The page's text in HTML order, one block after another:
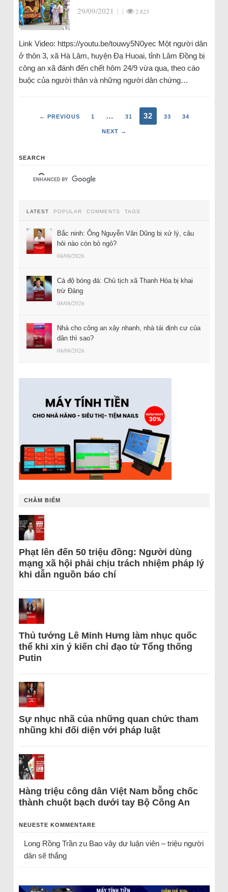
29/09/2021 | | 2.823
Link Video: https://youtu.be/touwy5N0yec Một người dân
ở thôn 3, xã Hà Lâm, huyện Đạ Huoai, tỉnh Lâm Đồng bị
công an xã đánh đến chết hôm 24/9 vừa qua, theo cáo
buộc của người thân và những người dân chứng…
← PREVIOUS 1 … 31 32 33 34
NEXT →
SEARCH
LATEST POPULAR COMMENTS TAGS
Bắc ninh: Ông Nguyễn Văn Dũng bị xử lý, câu
hỏi nào còn bỏ ngỏ?
08/08/2026
Cá độ bóng đá: Chủ tịch xã Thanh Hóa bị khai
trừ Đảng
08/08/2026
Nhà cho công an xây nhanh, nhà tái định cư của
dân thì sao?
08/08/2026
CHÂM BIẾM
Phạt lên đến 50 triệu đồng: Người dùng
mạng xã hội phải chịu trách nhiệm pháp lý
khi dẫn nguồn báo chí
Thủ tướng Lê Minh Hưng làm nhục quốc
thể khi xin ý kiến chỉ đạo từ Tổng thống
Putin
Sự nhục nhã của những quan chức tham
nhũng khi đối diện với pháp luật
Hàng triệu công dân Việt Nam bỗng chốc
thành chuột bạch dưới tay Bộ Công An
NEUESTE KOMMENTARE
Long Rồng Trầnzu Bao vây dư luận viên – triệu người
dân sẽ thắng